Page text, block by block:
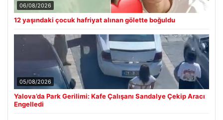
06/08/2026
12 yaşındaki çocuk hafriyat alınan gölette boğuldu
05/08/2026
Yalova’da Park Gerilimi: Kafe Çalışanı Sandalye Çekip Aracı
Engelledi